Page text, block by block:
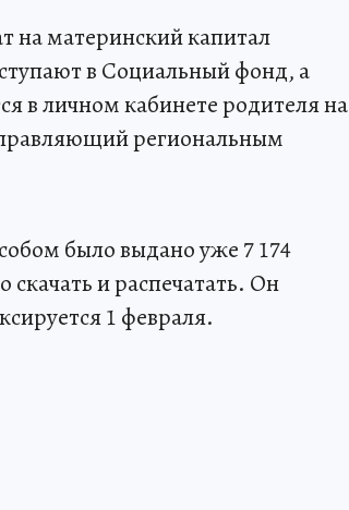
на материнский капитал
в Социальный фонд, а
в личном кабинете родителя на
региональным
было выдано уже 7 174
и распечатать. Он
1 февраля.